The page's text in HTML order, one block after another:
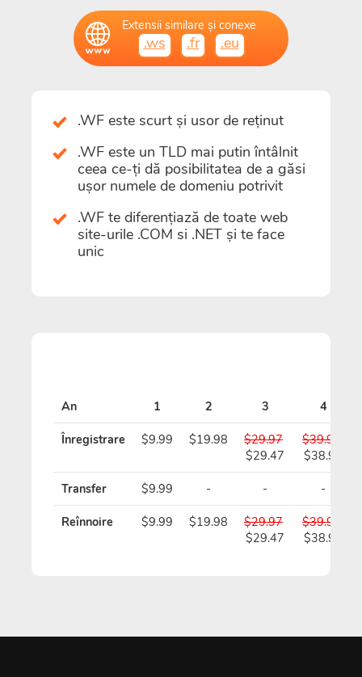
Extensii similare și conexe
.ws .fr .eu
.WF este scurt și usor de reținut
.WF este un TLD mai putin întâlnit
ceea ce-ți dă posibilitatea de a găsi
ușor numele de domeniu potrivit
.WF te diferențiază de toate web
site-urile .COM si .NET și te face
unic
An 1 2 3 4
Înregistrare $9.99 $19.98
$29.97
$29.47
$39.96
$38.96
Transfer $9.99 - - -
Reînnoire $9.99 $19.98
$29.97
$29.47
$39.96
$38.96